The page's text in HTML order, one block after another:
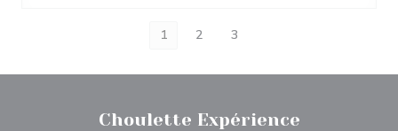
1 2 3
Choulette Expérience